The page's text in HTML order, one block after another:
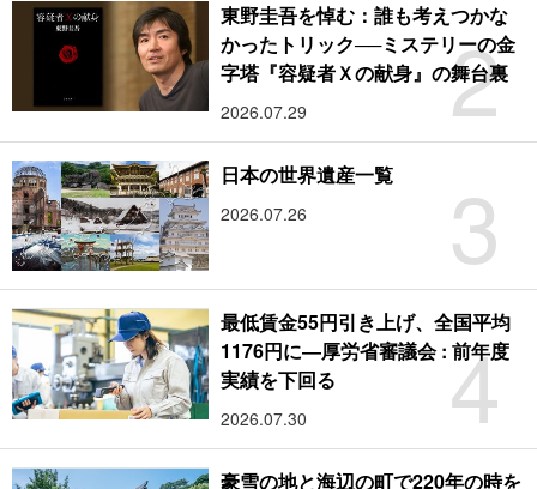
2
東野圭吾を悼む：誰も考えつかな
かったトリック──ミステリーの金
字塔『容疑者Ｘの献身』の舞台裏
2026.07.29
3
日本の世界遺産一覧
2026.07.26
4
最低賃金55円引き上げ、全国平均
1176円に―厚労省審議会 : 前年度
実績を下回る
2026.07.30
豪雪の地と海辺の町で220年の時を